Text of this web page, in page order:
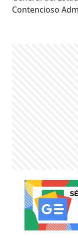
Contencioso